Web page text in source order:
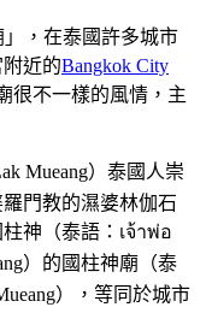
」，在泰國許多城市
近的Bangkok City
很不一樣的風情，主
Mueang）泰國人崇
門教的濕婆林伽石
神（泰語：เจ้าพ่อ
）的國柱神廟（泰
），等同於城市